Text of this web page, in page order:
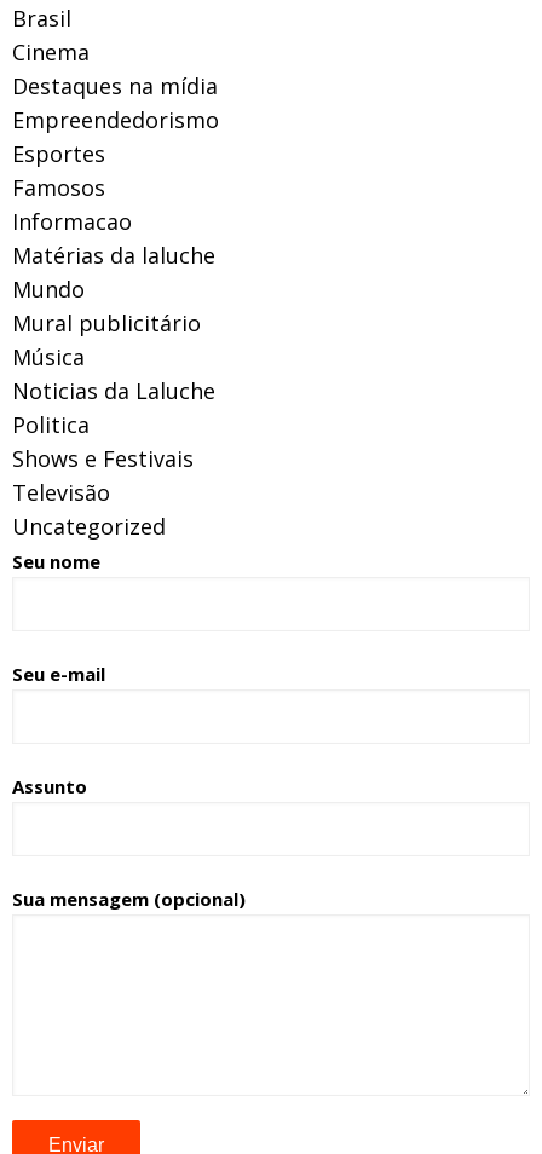
Brasil
Cinema
Destaques na mídia
Empreendedorismo
Esportes
Famosos
Informacao
Matérias da laluche
Mundo
Mural publicitário
Música
Noticias da Laluche
Politica
Shows e Festivais
Televisão
Uncategorized
Seu nome
Seu e-mail
Assunto
Sua mensagem (opcional)